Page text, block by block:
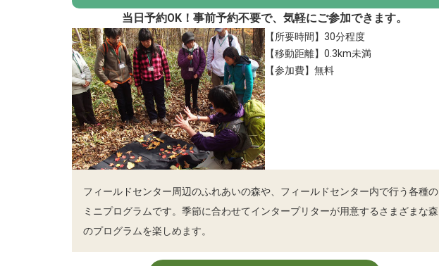
当日予約OK！事前予約不要で、気軽にご参加できます。
【所要時間】30分程度
【移動距離】0.3km未満
【参加費】無料
フィールドセンター周辺のふれあいの森や、フィールドセンター内で行う各種の
ミニプログラムです。季節に合わせてインタープリターが用意するさまざまな森
のプログラムを楽しめます。